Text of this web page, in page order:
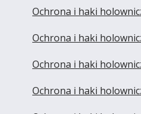
Ochrona i haki
Ochrona i haki
Ochrona i haki
Ochrona i haki